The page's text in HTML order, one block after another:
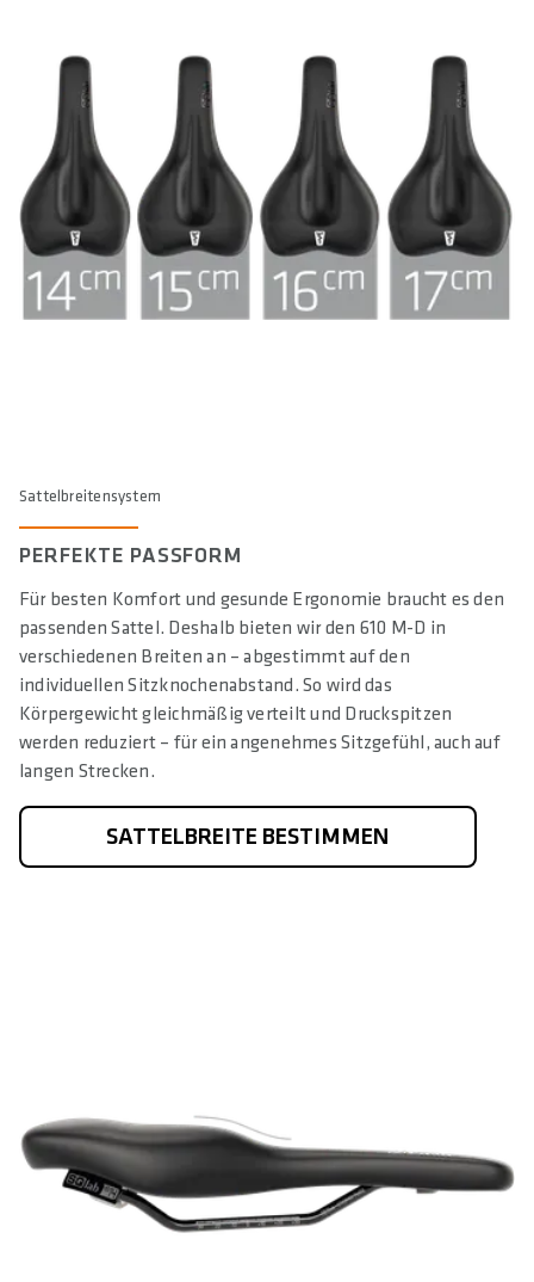
Sattelbreitensystem
PERFEKTE PASSFORM
Für besten Komfort und gesunde Ergonomie braucht es den
passenden Sattel. Deshalb bieten wir den 610 M-D in
verschiedenen Breiten an – abgestimmt auf den
individuellen Sitzknochenabstand. So wird das
Körpergewicht gleichmäßig verteilt und Druckspitzen
werden reduziert – für ein angenehmes Sitzgefühl, auch auf
langen Strecken.
SATTELBREITE BESTIMMEN